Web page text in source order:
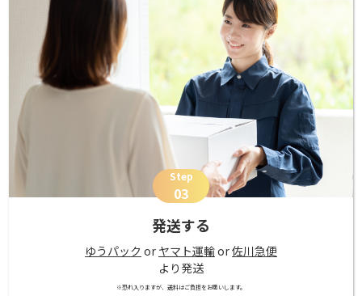
Step
03
発送する
ゆうパック or ヤマト運輸or佐川急便
より発送
※恐れ入りますが、送料はご負担をお願いします。